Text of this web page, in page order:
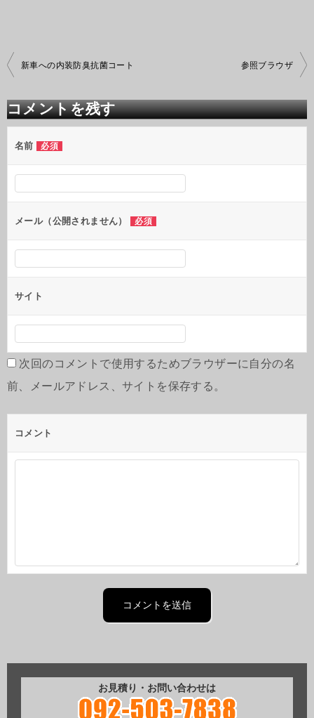
投
稿
ビ
ゲ
ー
シ
ン
新車への内装防臭抗菌コート 参照ブラウザ
コメントを残す
名前 必須
メール（公開されません） 必須
サイト
次回のコメントで使用するためブラウザーに自分の名
前、メールアドレス、サイトを保存する。
コメント
お見積り・お問い合わせは